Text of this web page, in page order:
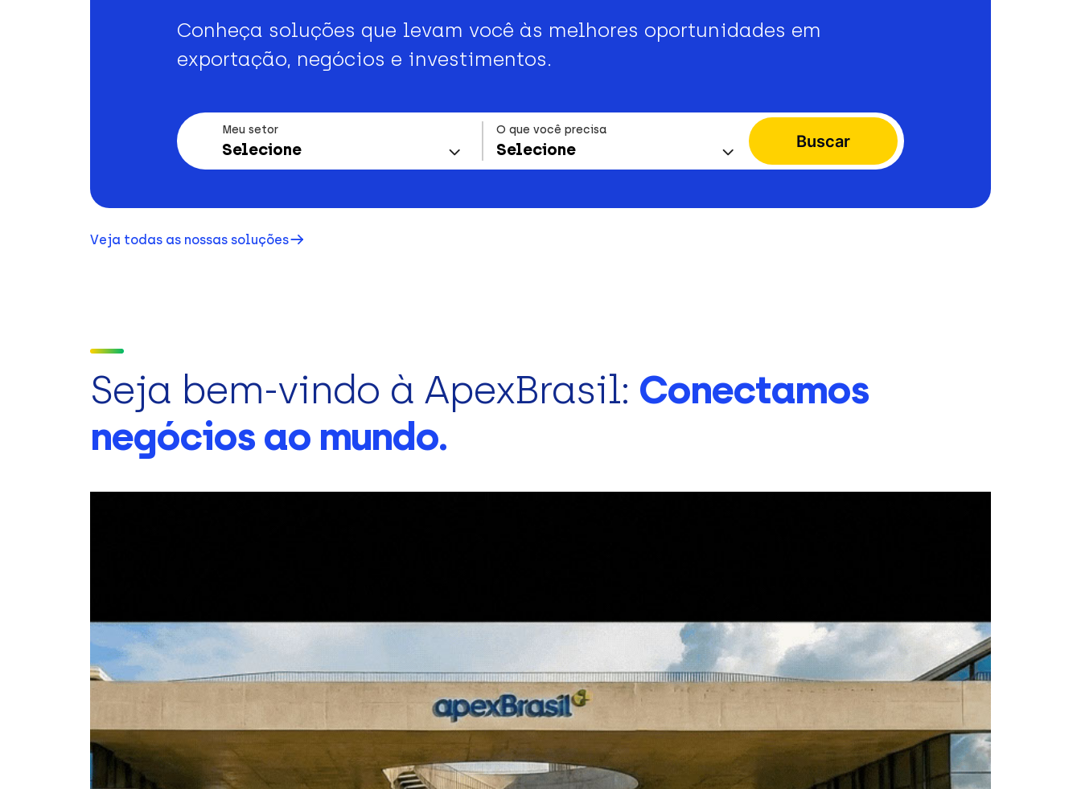
Conheça soluções que levam você às melhores oportunidades em
exportação, negócios e investimentos.
Meu setor
Selecione
O que você precisa
Selecione Buscar
Veja todas as nossas soluções
Seja bem-vindo à ApexBrasil: Conectamos
negócios ao mundo.